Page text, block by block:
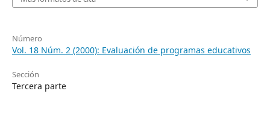
Número
Vol. 18 Núm. 2 (2000): Evaluación de programas educativos
Sección
Tercera parte